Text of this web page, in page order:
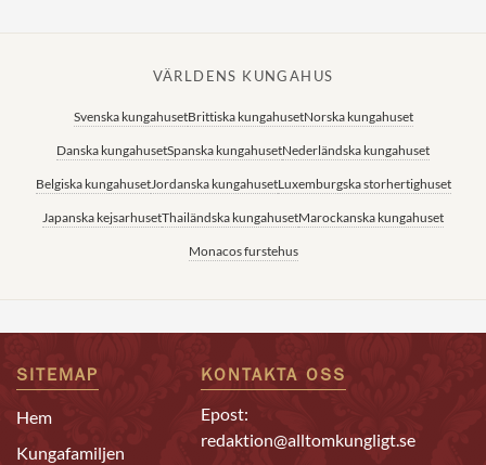
VÄRLDENS KUNGAHUS
Svenska kungahusetBrittiska kungahusetNorska kungahuset
Danska kungahusetSpanska kungahusetNederländska kungahuset
Belgiska kungahusetJordanska kungahusetLuxemburgska storhertighuset
Japanska kejsarhusetThailändska kungahusetMarockanska kungahuset
Monacos furstehus
SITEMAP
Hem
Kungafamiljen
KONTAKTA OSS
Epost:
redaktion@alltomkungligt.se